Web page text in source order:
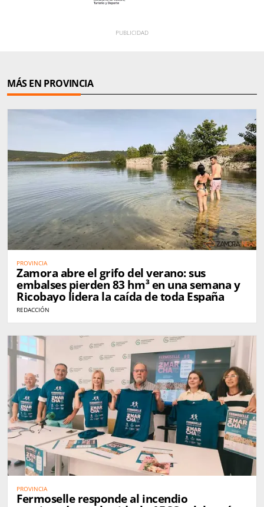
MÁS EN PROVINCIA
PROVINCIA
Zamora abre el grifo del verano: sus
embalses pierden 83 hm³ en una semana y
Ricobayo lidera la caída de toda España
REDACCIÓN
PROVINCIA
Fermoselle responde al incendio